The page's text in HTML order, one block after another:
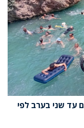
עד שני בערב לפי